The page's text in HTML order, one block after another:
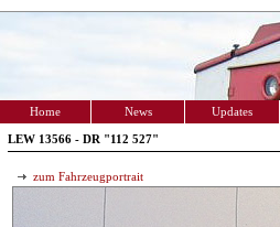
Home News Updates
LEW 13566 - DR "112 527"
zum Fahrzeugportrait